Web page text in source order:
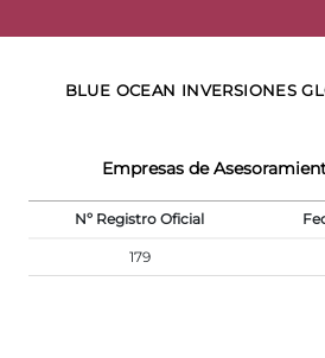
BLUE OCEAN INVERSIONES
Empresas de
Nº Registro Oficial
179